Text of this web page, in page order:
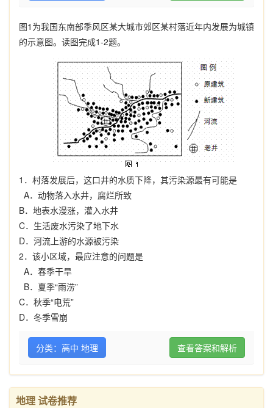
图1 为我国东南部季风区某大城市郊区某村落近年内发展为城镇
的示意图。读图完成1-2题。
1 ．村落发展后，这口井的水质下降，其污染源最有可能是
A．动物落入水井，腐烂所致
B．地表水漫涨，灌入水井
C．生活废水污染了地下水
D．河流上游的水源被污染
2．该小区域，最应注意的问题是
A．春季干旱
B．夏季“雨涝”
C．秋季“电荒”
D．冬季雪崩
分类：高中 地理 查看答案和解析
地理 试卷推荐